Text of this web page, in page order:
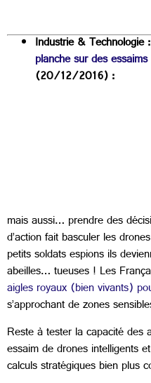
Industrie & Technologie
planche sur des
(20/12/2016) :
mais aussi… prendre des
d’action fait basculer les
petits soldats espions ils
abeilles… tueuses ! Les
aigles royaux (bien vivants)
s’approchant de zones
Reste à tester la capacité
essaim de drones intelligents
calculs stratégiques bien plus